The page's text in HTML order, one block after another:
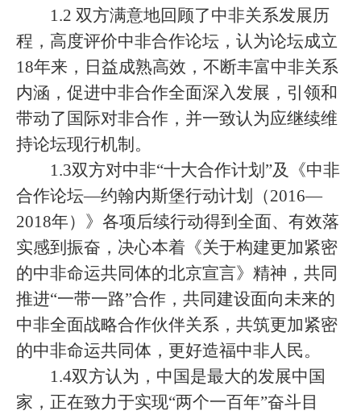
1.2 双方满意地回顾了中非关系发展历
程，高度评价中非合作论坛，认为论坛成立
18年来，日益成熟高效，不断丰富中非关系
内涵，促进中非合作全面深入发展，引领和
带动了国际对非合作，并一致认为应继续维
持论坛现行机制。
1.3双方对中非“十大合作计划”及《中非
合作论坛—约翰内斯堡行动计划（2016—
2018年）》各项后续行动得到全面、有效落
实感到振奋，决心本着《关于构建更加紧密
的中非命运共同体的北京宣言》精神，共同
推进“一带一路”合作，共同建设面向未来的
中非全面战略合作伙伴关系，共筑更加紧密
的中非命运共同体，更好造福中非人民。
1.4双方认为，中国是最大的发展中国
家，正在致力于实现“两个一百年”奋斗目